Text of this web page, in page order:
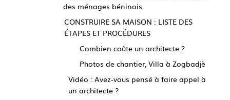
des ménages béninois.
CONSTRUIRE SA MAISON : LISTE DES
ÉTAPES ET PROCÉDURES
Combien coûte un architecte ?
Photos de chantier, Villa à Zogbadjè
Vidéo : Avez-vous pensé à faire appel à
un architecte ?